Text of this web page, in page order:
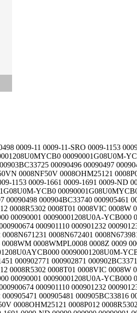
YCB0 00090001208U0MYCB0 00090001G08U0M-YCB0 00090001G08U0MYCB0 0009004 000900674 000901110 000901232 000901235 000901451 000902771 000902871 000902BC33716 000903021 000903BC33725 00090496 00090497 00090498 000904BC33740 000905461 000905462 000905471 000905481 000905BC33816 000906831 000906832 000906841 000906842 000906A 000907592 000907601 000908711 00090PGE 0008N671231 0008N672401 0008N673981 0008N674611 0008N675551 0008N678181 0008NF025PF50VN 0008NF50V 0008OHM25121 0008P012 0008R5302 0008T01 0008VIC 0008W 0008W6 0008WM 0008WMPL0008 0008Z 0009 0009-0496 0009-0497 0009-0498 0009-11 0009-11-SRO 0009-1153 0009-1661 0009-1691 0009-ND 00090 000900 00090001 00090001208U0A-YCB000 00090001208U0AYCB000 00090001208U0M-YCB0 00090001208U0MYCB0 00090001G08U0M-YCB0 00090001G08U0MYCB0 0009004 000900674 000901110 000901232 000901235 000901451 000902771 000902871 000902BC33716 000903021 000903BC33725 00090496 00090497 00090498 000904BC33740 0008N671231 0008N672401 0008N673981 0008N674611 0008N675551 0008N678181 0008NF025PF50VN 0008NF50V 0008OHM25121 0008P012 0008R5302 0008T01 0008VIC 0008W 0008W6 0008WM 0008WMPL0008 0008Z 0009 0009-0496 0009-0497 0009-0498 0009-11 0009-11-SRO 0009-1153 0009-1661 0009-1691 0009-ND 00090 000900 00090001 00090001208U0A-YCB000 00090001208U0AYCB000 00090001208U0M-YCB0 00090001208U0MYCB0 00090001G08U0M-YCB0 00090001G08U0MYCB0 0009004 000900674 000901110 000901232 000901235 000901451 000902771 000902871 000902BC33716 0008N671231 0008N672401 0008N673981 0008N674611 0008N675551 0008N678181 0008NF025PF50VN 0008NF50V 0008OHM25121 0008P012 0008R5302 0008T01 0008VIC 0008W 0008W6 0008WM 0008WMPL0008 0008Z 0009 0009-0496 0009-0497 0009-0498 0009-11 0009-11-SRO 0009-1153 0009-1661 0009-1691 0009-ND 00090 000900 00090001 00090001208U0A-YCB000 00090001208U0AYCB000 00090001208U0M-YCB0 00090001208U0MYCB0 00090001G08U0M-YCB0 00090001G08U0MYCB0 0009004 000900674 000901110 000901232 000901235 000901451 000902771 000902871 000902BC33716 000903021 0008N671231 0008N672401 0008N673981 0008N674611 0008N675551 0008N678181 0008NF025PF50VN 0008NF50V 0008OHM25121 0008P012 0008R5302 0008T01